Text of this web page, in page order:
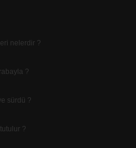
nelerdir ?
?
sürdü ?
?